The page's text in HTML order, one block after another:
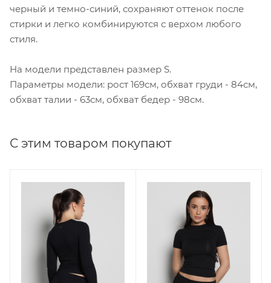
черный и темно-синий, сохраняют оттенок после
стирки и легко комбинируются с верхом любого
стиля.
На модели представлен размер S.
Параметры модели: рост 169см, обхват груди - 84см,
обхват талии - 63см, обхват бедер - 98см.
С этим товаром покупают